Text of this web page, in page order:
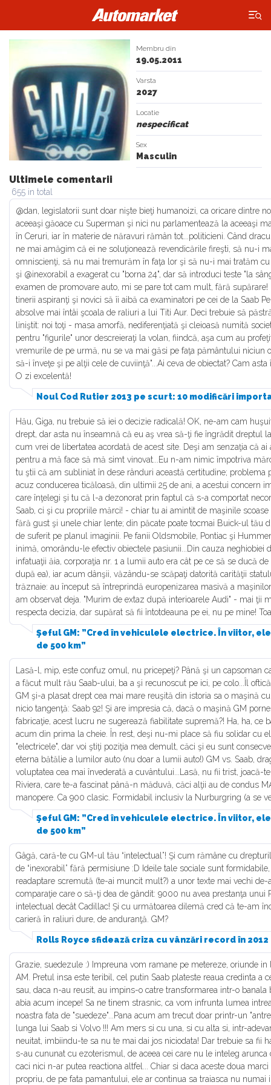
×
Membru din
19.05.2011
Varsta
2027
Locatie
nespecificat
Sex
Masculin
Ultimele comentarii
655 in total
@dan, legislatorii sunt doar nişte bieţi humanoizi, ca oricare dintre
aceeaşi găoace cu Superman şi nici nu parlamentează la aceeaşi
în Ceruri, iar în materie de năravuri rămân tot...politicieni. Când
ne mai amăgim că ei ne soluţionează revendicările fireşti, să nu-i
omniscienţi, să nu mai tremurăm în faţa lor şi să nu-i mai tratăm cu
şi @inexorabil a exagerat cu "borna 24", dar să introduci teste "la
examen de promovare auto, mi se pare tot cam mult, fără supărare!
tinerii aspiranţi şi novici să îi aibă ca examinatori pe cei de la Saab
absolve mai întâi şcoala de raliuri a lui Titi Aur. Deci trebuie să
liniştit: noi toţi - masa amorfă, nediferenţiată şi cleioasă numită
pentru "figurile" unor descreieraţi la volan, fiindcă, aşa cum au
vremurile de pe urmă, nu se va mai găsi pe faţa pământului niciun
să-i înveţe şi pe alţii cele de cuviinţă"...Ai ceva de obiectat? Cam
O zi excelentă!
Noul Cod Rutier 2013 pe scurt: 10 modificări
Hău, Giga, nu trebuie să iei o decizie radicală! OK, ne-am cam
drept, dar asta nu înseamnă că eu aş vrea să-ţi fie îngrădit dreptul
cum vrei de libertatea acordată de acest site. Deşi am senzaţia că
pentru a mă face să mă simt vinovat...Eu n-am nimic împotriva
tu ştii că am subliniat în dese rânduri această certitudine; problema
acuz conducerea ticăloasă, din ultimii 25 de ani, a acestui concern
care înţelegi şi tu că l-a dezonorat prin faptul că s-a comportat
Saab, ci şi cu propriile mărci! - chiar tu ai amintit de maşinile scoase
fără gust şi unele chiar lente; din păcate poate tocmai Buick-ul tău
de suferit pe planul imaginii. Pe fanii Oldsmobile, Pontiac şi
inimă, omorându-le efectiv obiectele pasiunii...Din cauza neghiobiei
infatuaţii ăia, corporaţia nr. 1 a lumii auto era cât pe ce să se ducă
după ea), iar acum dânşii, văzându-se scăpaţi datorită carităţii
trăznaie: au început să întreprindă europenizarea masivă a
am observat deja. "Murim de extaz după interioarele Audi" - mai ţii
respecta decizia, dar supărat să fii întotdeauna pe ei, nu pe mine!
Şeful GM: ”Cred în vehiculele electrice. În viitor,
de 500 km”
Lasă-l, mip, este confuz omul, nu pricepeţi? Până şi un capsoman
a făcut mult rău Saab-ului, ba a şi recunoscut pe ici, pe colo...Îl
GM şi-a plasat drept cea mai mare reuşită din istoria sa o maşină
nicio tangenţă: Saab 92! Şi are impresia că, dacă o maşină GM
fabricaţie, acest lucru ne sugerează fiabilitate supremă?! Ha, ha, ce
acum din prima la cheie. În rest, deşi nu-mi place să fiu solidar cu
"electricele", dar voi ştiţi poziţia mea demult, căci şi eu sunt
eterna bătălie a lumilor auto (nu doar a lumii auto!) GM vs. Saab,
voluptatea cea mai învederată a cuvântului...Lasă, nu fii trist, joacă-
Riviera, care te-a fascinat până-n măduvă, căci alţii au de condus
manopere. Ca 900 clasic. Formidabil inclusiv la Nurburgring (a se
Şeful GM: ”Cred în vehiculele electrice. În viitor,
de 500 km”
Gâgă, cară-te cu GM-ul tău “intelectual”! Şi cum rămâne cu
de “inexorabil” fără permisiune :D Ideile tale sociale sunt
readaptare scremută (te-ai muncit mult?) a unor texte mai vechi de-
comparaţie care o să-ţi dea de gândit: 9000 nu avea prestanţa unui
intelectual decât Cadillac! Şi cu următoarea dilemă cred că te-am
carieră în raliuri dure, de anduranţă. GM?
Rolls Royce sfidează criza cu vânzări record în 2012
Grazie, suedezule :) Impreuna vom ramane pe metereze, oriunde
AM. Pretul insa este teribil, cel putin Saab plateste reaua credinta a
sau, daca n-au reusit, au impins-o catre transformarea intr-o banala
abia acum incepe! Sa ne tinem strasnic, ca vom infrunta lumea
noastra fata de "suedeze"...Pana acum am trecut doar printr-un
lunga lui Saab si Volvo !!! Am mers si cu una, si cu alta si, intr-
neuitat, imbiindu-te sa nu te mai dai jos niciodata! Dar trebuie sa fii
s-au cununat cu ezoterismul, de aceea cei care nu le inteleg arunca
caci nici n-ar putea reactiona altfel... Chiar si daca aceste doua
propriu, de pe fata pamantului, ele ar continua sa traiasca nu numai